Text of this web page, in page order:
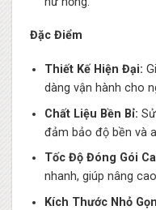
Đặc Điểm
Thiết Kế Hiện Đại:
dàng vận hành cho
Chất Liệu Bền Bỉ:
đảm bảo độ bền và
Tốc Độ Đóng Gói
nhanh, giúp nâng
Kích Thước Nhỏ